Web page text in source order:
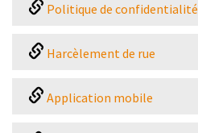
Politique de confidentialité
Harcèlement de rue
Application mobile